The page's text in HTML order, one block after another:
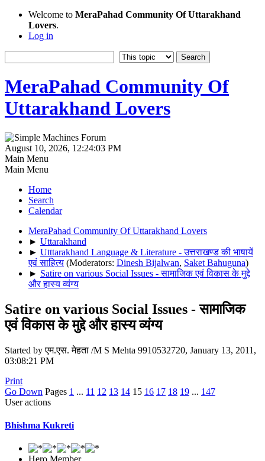
Welcome to MeraPahad Community Of Uttarakhand
Lovers.
Log in
MeraPahad Community Of
Uttarakhand Lovers
August 10, 2026, 12:24:03 PM
Main Menu
Main Menu
Home
Search
Calendar
MeraPahad Community Of Uttarakhand Lovers
► Uttarakhand
► Utttarakhand Language & Literature - उत्तराखण्ड की भाषायें
एवं साहित्य (Moderators: Dinesh Bijalwan, Saket Bahuguna)
► Satire on various Social Issues - सामाजिक एवं विकास के मुद्दे
और हास्य व्यंग्य
Satire on various Social Issues - सामाजिक
एवं विकास के मुद्दे और हास्य व्यंग्य
Started by एम.एस. मेहता /M S Mehta 9910532720, January 13, 2011,
03:08:21 PM
Print
Go Down Pages 1 ... 11 12 13 14 15 16 17 18 19 ... 147
User actions
Bhishma Kukreti